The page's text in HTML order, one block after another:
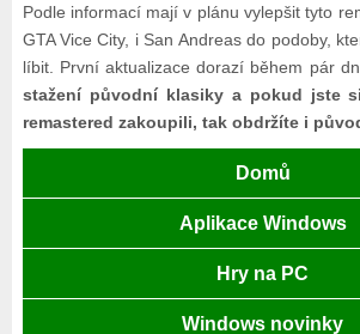
Podle informací mají v plánu vylepšit tyto
GTA Vice City, i San Andreas do podoby,
líbit. První aktualizace dorazí během pár
stažení původní klasiky a pokud jste
remastered zakoupili, tak obdržíte i
Domů
Aplikace Windows
Hry na PC
Windows novinky